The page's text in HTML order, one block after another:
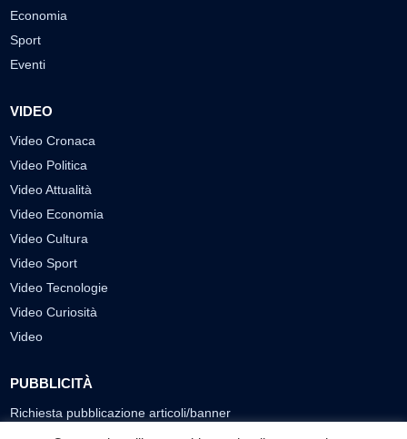
Economia
Sport
Eventi
VIDEO
Video Cronaca
Video Politica
Video Attualità
Video Economia
Video Cultura
Video Sport
Video Tecnologie
Video Curiosità
Video
PUBBLICITÀ
Richiesta pubblicazione articoli/banner